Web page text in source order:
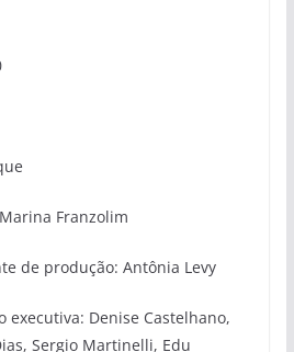
Franzolim
de produção: Antônia Levy
executiva: Denise Castelhano,
Sergio Martinelli, Edu